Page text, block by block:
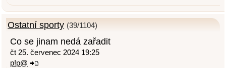
Ostatní sporty (39/1104)
Co se jinam nedá zařadit
čt 25. červenec 2024 19:25
p!p@